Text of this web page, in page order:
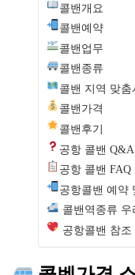
콜밴개요
콜밴예약
콜밴업무
콜밴종류
콜밴 지역 맞춤
콜밴가격
콜밴후기
공항 콜밴
공항 콜밴
공항콜밴 예약
콜밴역종류
공항콜밴 참조